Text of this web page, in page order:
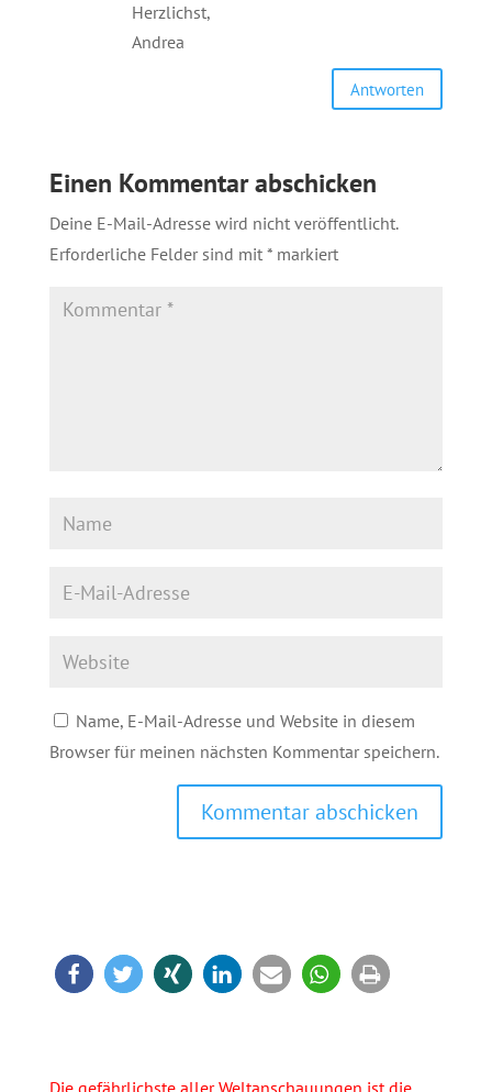
Herzlichst,
Andrea
Antworten
Einen Kommentar abschicken
Deine E-Mail-Adresse wird nicht veröffentlicht.
Erforderliche Felder sind mit *markiert
Name, E-Mail-Adresse und Website in diesem
Browser für meinen nächsten Kommentar speichern.
Kommentar abschicken
Die gefährlichste aller Weltanschauungen ist die